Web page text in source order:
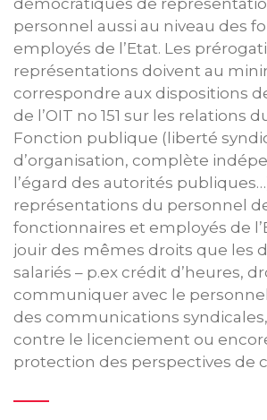
démocratiques de
personnel aussi au niveau des
employés de l’Etat. Les
représentations doivent au
correspondre aux dispositions
de l’OIT no 151 sur les relations
Fonction publique (liberté
d’organisation, complète
l’égard des autorités
représentations du personnel
fonctionnaires et employés de
jouir des mêmes droits que les
salariés – p.ex crédit d’heures,
communiquer avec le
des communications
contre le licenciement ou
protection des perspectives de